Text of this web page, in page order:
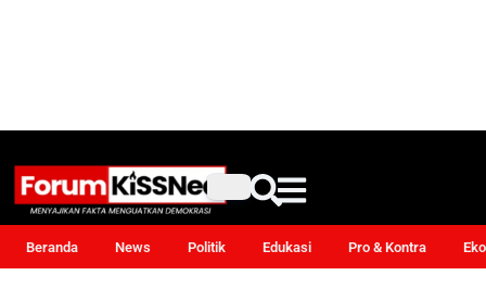
Beranda News Politik Edukasi Pro & Kontra